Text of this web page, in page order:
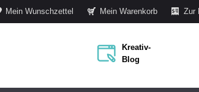
Mein Wunschzettel Mein Warenkorb Zur
Kreativ-
Blog